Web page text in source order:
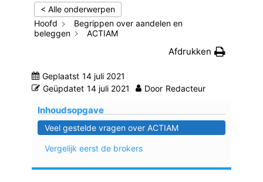
< Alle onderwerpen
Hoofd
Begrippen over aandelen en
beleggen
ACTIAM
Afdrukken
Geplaatst 14 juli 2021
Geüpdatet 14 juli 2021 Door Redacteur
Inhoudsopgave
Veel gestelde vragen over ACTIAM
Vergelijk eerst de brokers